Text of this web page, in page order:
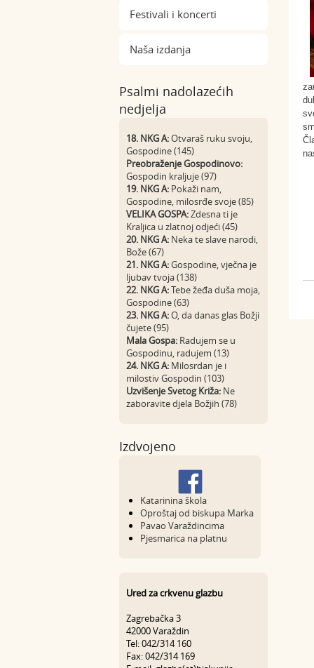
Festivali i koncerti
Naša izdanja
Psalmi nadolazećih
nedjelja
18. NKG A:Otvaraš ruku svoju,
Gospodine (145)
Preobraženje Gospodinovo:
Gospodin kraljuje (97)
19. NKG A: Pokaži nam,
Gospodine, milosrđe svoje (85)
VELIKA GOSPA:Zdesna ti je
Kraljica u zlatnoj odjeći (45)
20. NKG A: Neka te slave narodi,
Bože (67)
21. NKG A:Gospodine, vječna je
ljubav tvoja (138)
22. NKG A:Tebe žeđa duša moja,
Gospodine (63)
23. NKG A:O, da danas glas Božji
čujete (95)
Mala Gospa: Radujem se u
Gospodinu, radujem (13)
24. NKG A: Milosrdan je i
milostiv Gospodin (103)
Uzvišenje Svetog Križa: Ne
zaboravite djela Božjih (78)
Izdvojeno
Katarinina škola
Oproštaj od biskupa Marka
Pavao Varaždincima
Pjesmarica na platnu
Ured za crkvenu glazbu
Zagrebačka 3
42000 Varaždin
Tel: 042/314 160
Fax: 042/314 169